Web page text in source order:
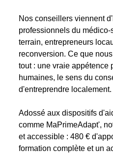
Nos conseillers viennent
professionnels du
terrain, entrepreneurs
reconversion. Ce que
tout : une vraie appétence
humaines, le sens du
d'entreprendre localement.
Adossé aux dispositifs
comme MaPrimeAdapt',
et accessible : 480 €
formation complète et un